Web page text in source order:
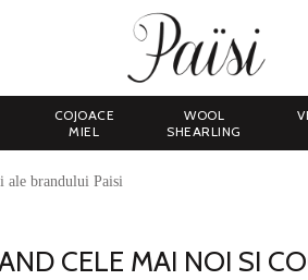
COJOACE
MIEL
WOOL
SHEARLING
ale brandului Paisi
CELE MAI NOI SI